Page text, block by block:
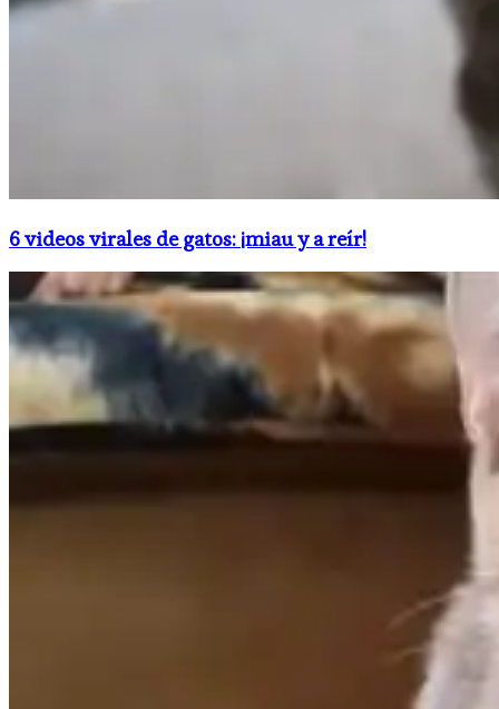
6 videos virales de gatos: ¡miau y a reír!